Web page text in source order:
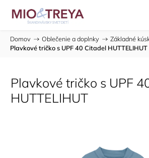
Domov / Oblečenie a doplnky / Základné
Plavkové tričko s UPF 40 Citadel HUTTELIHUT
Plavkové tričko s UPF
HUTTELIHUT